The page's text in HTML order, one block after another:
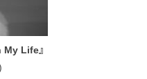
Life』